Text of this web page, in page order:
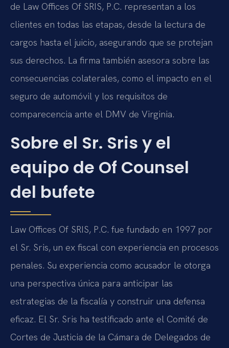
de Law Offices Of SRIS, P.C. representan a los
clientes en todas las etapas, desde la lectura de
cargos hasta el juicio, asegurando que se protejan
sus derechos. La firma también asesora sobre las
consecuencias colaterales, como el impacto en el
seguro de automóvil y los requisitos de
comparecencia ante el DMV de Virginia.
Sobre el Sr. Sris y el
equipo de Of Counsel
del bufete
Law Offices Of SRIS, P.C. fue fundado en 1997 por
el Sr. Sris, un ex fiscal con experiencia en procesos
penales. Su experiencia como acusador le otorga
una perspectiva única para anticipar las
estrategias de la fiscalía y construir una defensa
eficaz. El Sr. Sris ha testificado ante el Comité de
Cortes de Justicia de la Cámara de Delegados de